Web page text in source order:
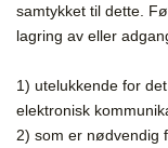
samtykket til dette.
lagring av eller
1) utelukkende for
elektronisk
2) som er nødvendig